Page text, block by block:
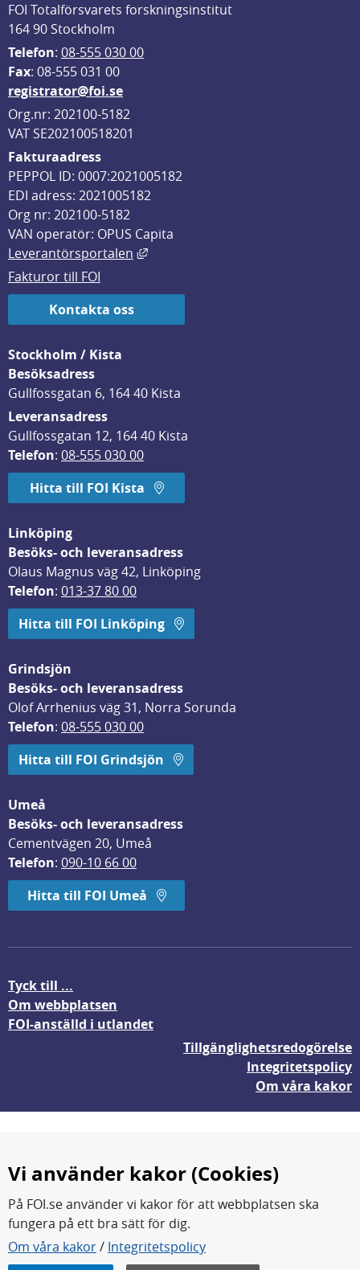
FOI Totalförsvarets forskningsinstitut
164 90 Stockholm
Telefon: 08-555 030 00
Fax: 08-555 031 00
registrator@foi.se
Org.nr: 202100-5182
VAT SE202100518201
Fakturaadress
PEPPOL ID: 0007:2021005182
EDI adress: 2021005182
Org nr: 202100-5182
VAN operatör: OPUS Capita
Leverantörsportalen
Länk till annan webbplats, öppnas
Fakturor till FOI
Kontakta oss
Stockholm / Kista
Besöksadress
Gullfossgatan 6, 164 40 Kista
Leveransadress
Gullfossgatan 12, 164 40 Kista
Telefon: 08-555 030 00
Hitta till FOI Kista
Linköping
Besöks- och leveransadress
Olaus Magnus väg 42, Linköping
Telefon: 013-37 80 00
Hitta till FOI Linköping
Grindsjön
Besöks- och leveransadress
Olof Arrhenius väg 31, Norra Sorunda
Telefon: 08-555 030 00
Hitta till FOI Grindsjön
Umeå
Besöks- och leveransadress
Cementvägen 20, Umeå
Telefon: 090-10 66 00
Hitta till FOI Umeå
Tyck till ...
Om webbplatsen
FOI-anställd i utlandet
Tillgänglighetsredogörelse
Integritetspolicy
Om våra kakor
FOI forskar för en säkrare värld.
FOI:s kärnverksamhet är forskning, metod- och
Vi använder kakor (Cookies)
På FOI.se använder vi kakor för att webbplatsen ska
fungera på ett bra sätt för dig.
Om våra kakor/ Integritetspolicy